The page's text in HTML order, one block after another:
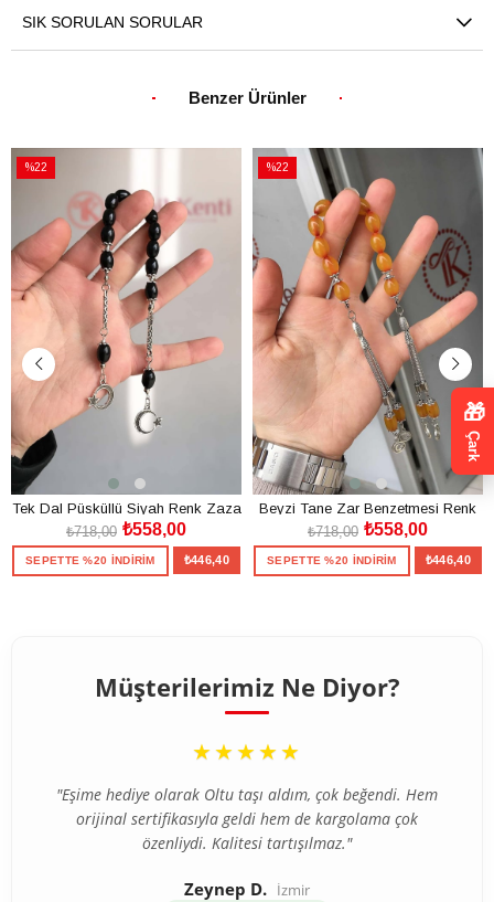
SIK SORULAN SORULAR
Benzer Ürünler
%22
%22İndirim
Tek Dal Püsküllü Siyah Renk Zaza
Tesbih
₺558,00
₺718,00
SEPETTE %20 İNDİRİM ₺446,40
%22
%22İndirim
Beyzi Tane Zar Benzetmesi Renk
Zaza Tesbih
₺558,00
₺718,00
SEPETTE %20 İNDİRİM ₺446,40
Müşterilerimiz Ne Diyor?
“
★★★★★
"Eşime hediye olarak Oltu taşı aldım, çok beğendi. Hem
orijinal sertifikasıyla geldi hem de kargolama çok
özenliydi. Kalitesi tartışılmaz."
Zeynep D. İzmir
🎁
Çark